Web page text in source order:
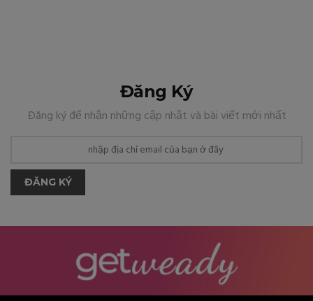
Đăng Ký
Đăng ký để nhận những cập nhật và bài viết mới nhất
ĐĂNG KÝ